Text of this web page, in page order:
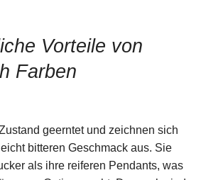
Vorteile von
Farben
geerntet und zeichnen sich
bitteren Geschmack aus. Sie
als ihre reiferen Pendants, was